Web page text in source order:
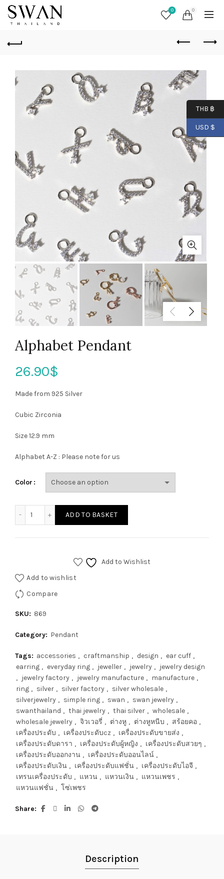
0 0
Alphabet Pendant
26.90$
Made from 925 Silver
Cubic Zirconia
Size 12.9 mm
Alphabet A-Z : Please note for us
Color
ADD TO BASKET
Add to Wishlist
Add to wishlist
Compare
SKU: 869
Category: Pendant
Tags: accessories , craftmanship , design , ear cuff ,
earring , everyday ring , jeweller , jewelry , jewelry design
, jewelry factory , jewelry manufacture , manufacture ,
ring , silver , silver factory , silver wholesale ,
silverjewelry , simple ring , swan , swan jewelry ,
swanthailand , thai jewelry , thai silver , wholesale ,
wholesale jewelry , จิวเวอรี่ , ต่างหู , ต่างหูหนีบ , สร้อยคอ ,
เครื่องประดับ , เครื่องประดับcz , เครื่องประดับขายส่ง ,
เครื่องประดับดารา , เครื่องประดับผู้หญิง , เครื่องประดับสวยๆ ,
เครื่องประดับออกงาน , เครื่องประดับออนไลน์ ,
เครื่องประดับเงิน , เครื่องประดับแฟชั่น , เครื่องประดับไอจี ,
เทรนเครื่องประดับ , แหวน , แหวนเงิน , แหวนเพชร ,
แหวนแฟชั่น , โซ่เพชร
Share
Description
THB ฿
USD $